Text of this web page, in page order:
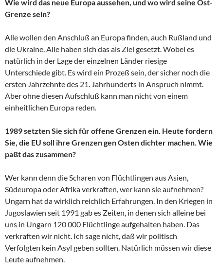
Wie wird das neue Europa aussehen, und wo wird seine Ost-
Grenze sein?
Alle wollen den Anschluß an Europa finden, auch Rußland und
die Ukraine. Alle haben sich das als Ziel gesetzt. Wobei es
natürlich in der Lage der einzelnen Länder riesige
Unterschiede gibt. Es wird ein Prozeß sein, der sicher noch die
ersten Jahrzehnte des 21. Jahrhunderts in Anspruch nimmt.
Aber ohne diesen Aufschluß kann man nicht von einem
einheitlichen Europa reden.
1989 setzten Sie sich für offene Grenzen ein. Heute fordern
Sie, die EU soll ihre Grenzen gen Osten dichter machen. Wie
paßt das zusammen?
Wer kann denn die Scharen von Flüchtlingen aus Asien,
Südeuropa oder Afrika verkraften, wer kann sie aufnehmen?
Ungarn hat da wirklich reichlich Erfahrungen. In den Kriegen in
Jugoslawien seit 1991 gab es Zeiten, in denen sich alleine bei
uns in Ungarn 120 000 Flüchtlinge aufgehalten haben. Das
verkraften wir nicht. Ich sage nicht, daß wir politisch
Verfolgten kein Asyl geben sollten. Natürlich müssen wir diese
Leute aufnehmen.